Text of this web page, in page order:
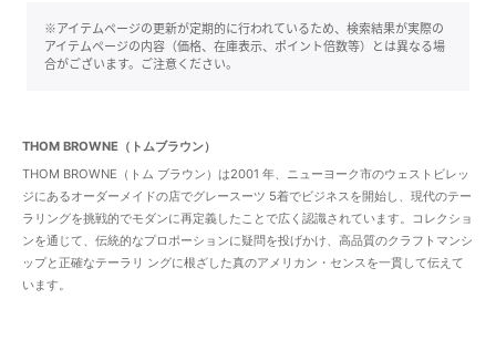
※アイテムページの更新が定期的に行われているため、検索結果が実際の
アイテムページの内容（価格、在庫表示、ポイント倍数等）とは異なる場
合がございます。ご注意ください。
THOM BROWNE（トムブラウン）
THOM BROWNE（トム ブラウン）は2001 年、ニューヨーク市のウェストビレッ
ジにあるオーダーメイドの店でグレースーツ 5着でビジネスを開始し、現代のテー
ラリングを挑戦的でモダンに再定義したことで広く認識されています。コレクショ
ンを通じて、伝統的なプロポーションに疑問を投げかけ、高品質のクラフトマンシ
ップと正確なテーラリ ングに根ざした真のアメリカン・センスを一貫して伝えて
います。